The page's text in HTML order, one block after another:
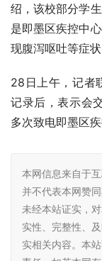
绍，该校部分学
是即墨区疾控中
现腹泻呕吐等症
28日上午，记者
记录后，表示会
多次致电即墨区
本网信息来自于
并不代表本网赞
未经本站证实，
实性、完整性、
实相关内容。本